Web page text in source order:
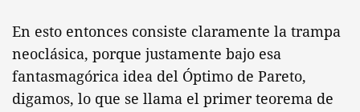
En esto entonces consiste claramente la trampa
neoclásica, porque justamente bajo esa
fantasmagórica idea del Óptimo de Pareto,
digamos, lo que se llama el primer teorema de